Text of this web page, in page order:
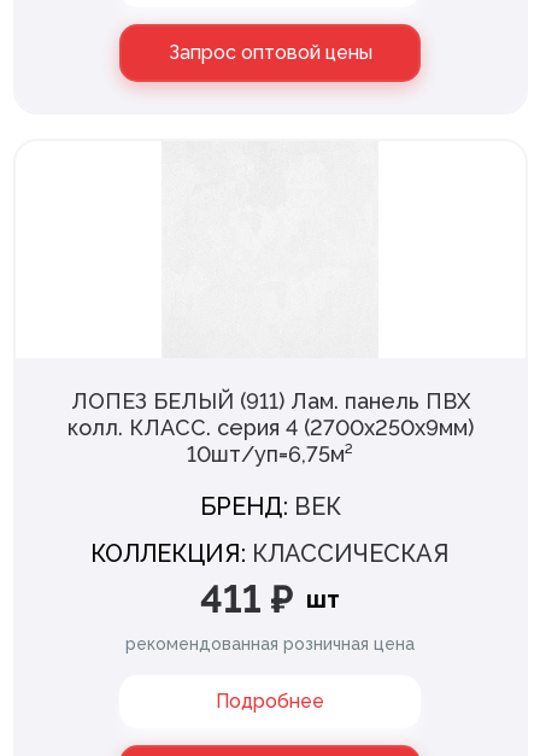
Запрос оптовой цены
ЛОПЕЗ БЕЛЫЙ (911) Лам. панель ПВХ
колл. КЛАСС. серия 4 (2700х250х9мм)
10шт/уп=6,75м²
БРЕНД: ВЕК
КОЛЛЕКЦИЯ: КЛАССИЧЕСКАЯ
411 ₽ шт
рекомендованная розничная цена
Подробнее